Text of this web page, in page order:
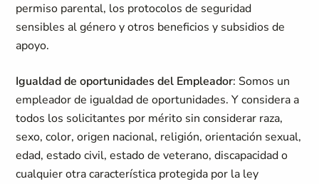
permiso parental, los protocolos de seguridad
sensibles al género y otros beneficios y subsidios de
apoyo.
Igualdad de oportunidades del Empleador: Somos un
empleador de igualdad de oportunidades. Y considera a
todos los solicitantes por mérito sin considerar raza,
sexo, color, origen nacional, religión, orientación sexual,
edad, estado civil, estado de veterano, discapacidad o
cualquier otra característica protegida por la ley